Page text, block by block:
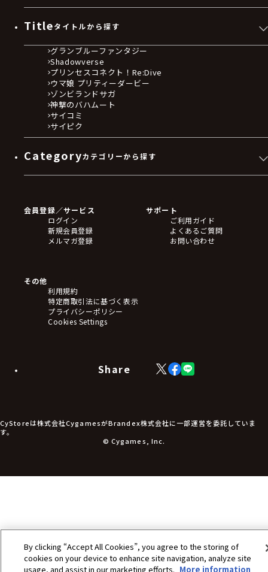
Titleタイトルから探す
グランブルーファンタジー
Shadowverse
プリンセスコネクト！Re:Dive
ウマ娘 プリティーダービー
ゾンビランドサガ
神撃のバハムート
サイコミ
サイピク
Categoryカテゴリーから探す
フィギュア
アクリルスタンド
バッジ
キーホルダー・ストラップ
ステッカー・シール・カード
タペストリー・ポスター
アームサポーター
ブレードホルダー
食品・飲料品
アパレル小物
アクセサリー
会員登録／サービス
ログイン
新規会員登録
メルマガ登録
サポート
ご利用ガイド
よくあるご質問
お問い合わせ
その他
利用規約
特定商取引法に基づく表示
プライバシーポリシー
Cookies Settings
Share
X
(Twitter)
Facebook
LINE
CyStoreは株式会社CygamesがBrandex株式会社に一部運営を委託していま
す。
© Cygames, Inc.
By clicking “Accept All Cookies”, you agree to the storing of
cookies on your device to enhance site navigation, analyze site
usage, and assist in our marketing efforts. More information